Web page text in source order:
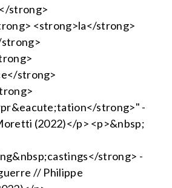
strong>
<strong>la</strong>
strong>
strong>" -
(2022)</p> <p>&nbsp;
strong> -
// Philippe